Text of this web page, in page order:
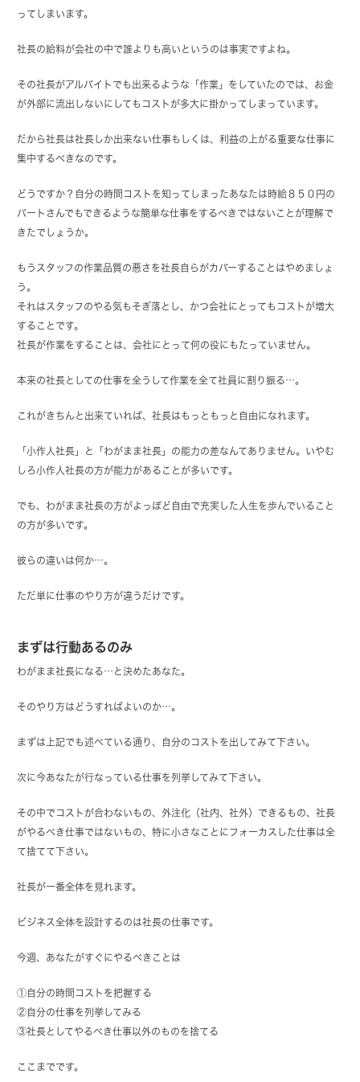
ってしまいます。
社長の給料が会社の中で誰よりも高いというのは事実ですよね。
その社長がアルバイトでも出来るような「作業」をしていたのでは、お金
が外部に流出しないにしてもコストが多大に掛かってしまっています。
だから社長は社長しか出来ない仕事もしくは、利益の上がる重要な仕事に
集中するべきなのです。
どうですか？自分の時間コストを知ってしまったあなたは時給８５０円の
パートさんでもできるような簡単な仕事をするべきではないことが理解で
きたでしょうか。
もうスタッフの作業品質の悪さを社長自らがカバーすることはやめましょ
う。
それはスタッフのやる気もそぎ落とし、かつ会社にとってもコストが増大
することです。
社長が作業をすることは、会社にとって何の役にもたっていません。
本来の社長としての仕事を全うして作業を全て社員に割り振る…。
これがきちんと出来ていれば、社長はもっともっと自由になれます。
「小作人社長」と「わがまま社長」の能力の差なんてありません。いやむ
しろ小作人社長の方が能力があることが多いです。
でも、わがまま社長の方がよっぽど自由で充実した人生を歩んでいること
の方が多いです。
彼らの違いは何か…。
ただ単に仕事のやり方が違うだけです。
まずは行動あるのみ
わがまま社長になる…と決めたあなた。
そのやり方はどうすればよいのか…。
まずは上記でも述べている通り、自分のコストを出してみて下さい。
次に今あなたが行なっている仕事を列挙してみて下さい。
その中でコストが合わないもの、外注化（社内、社外）できるもの、社長
がやるべき仕事ではないもの、特に小さなことにフォーカスした仕事は全
て捨てて下さい。
社長が一番全体を見れます。
ビジネス全体を設計するのは社長の仕事です。
今週、あなたがすぐにやるべきことは
①自分の時間コストを把握する
②自分の仕事を列挙してみる
③社長としてやるべき仕事以外のものを捨てる
ここまでです。